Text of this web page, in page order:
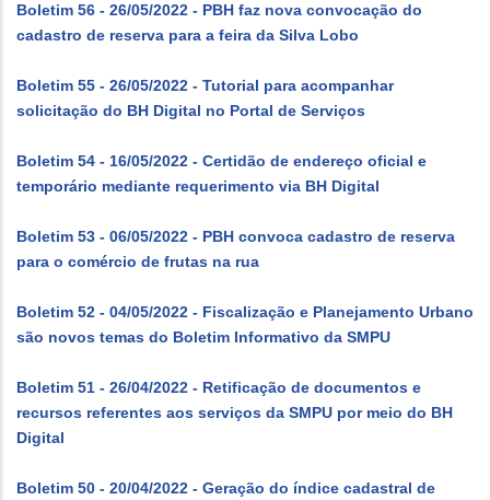
Boletim 56 - 26/05/2022 - PBH faz nova convocação do
cadastro de reserva para a feira da Silva Lobo
Boletim 55 - 26/05/2022 - Tutorial para acompanhar
solicitação do BH Digital no Portal de Serviços
Boletim 54 - 16/05/2022 - Certidão de endereço oficial e
temporário mediante requerimento via BH Digital
Boletim 53 - 06/05/2022 - PBH convoca cadastro de reserva
para o comércio de frutas na rua
Boletim 52 - 04/05/2022 - Fiscalização e Planejamento Urbano
são novos temas do Boletim Informativo da SMPU
Boletim 51 - 26/04/2022 - Retificação de documentos e
recursos referentes aos serviços da SMPU por meio do BH
Digital
Boletim 50 - 20/04/2022 - Geração do índice cadastral de